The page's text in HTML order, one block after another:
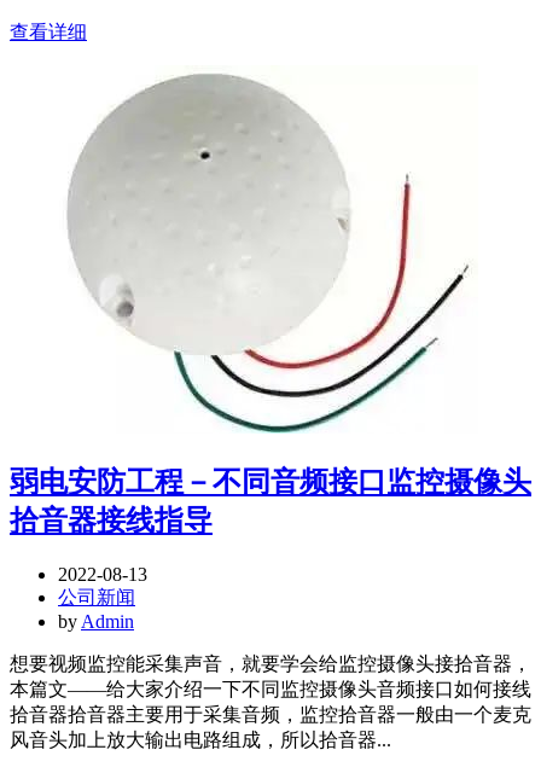
查看详细
弱电安防工程－不同音频接口监控摄像头
拾音器接线指导
2022-08-13
公司新闻
by Admin
想要视频监控能采集声音，就要学会给监控摄像头接拾音器，
本篇文——给大家介绍一下不同监控摄像头音频接口如何接线
拾音器拾音器主要用于采集音频，监控拾音器一般由一个麦克
风音头加上放大输出电路组成，所以拾音器...